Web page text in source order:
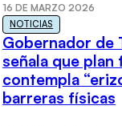
16 DE MARZO 2026
NOTICIAS
Gobernador de
señala que
contempla
barreras físicas